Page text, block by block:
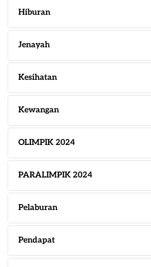
Hiburan
Jenayah
Kesihatan
Kewangan
OLIMPIK 2024
PARALIMPIK 2024
Pelaburan
Pendapat